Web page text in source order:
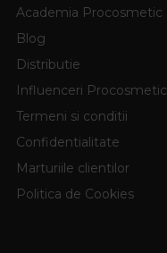
Academia Procosmetic
Blog
Distributie
Influenceri Procosmetic
Termeni si conditii
Confidentialitate
Marturiile clientilor
Politica de Cookies